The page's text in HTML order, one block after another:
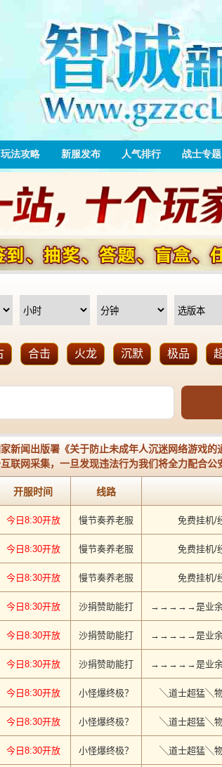
玩法攻略 新服发布 人气排行 战士专题